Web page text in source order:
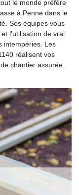
le monde préfère
à Penne dans le
Ses équipes vous
l’utilisation de vrai
intempéries. Les
réalisent vos
chantier assurée.